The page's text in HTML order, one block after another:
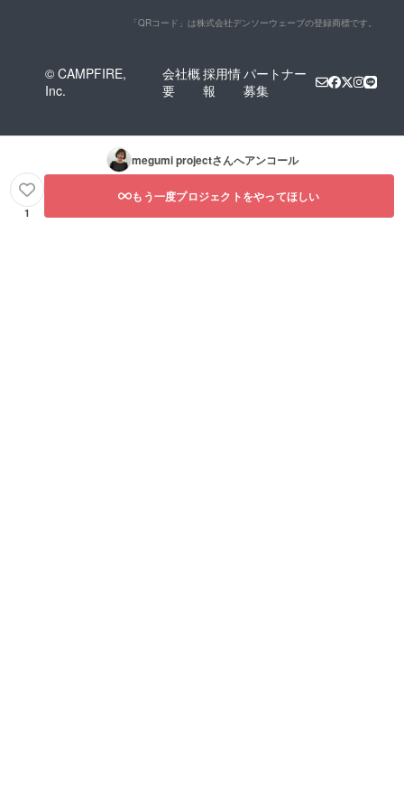
「QRコード」は株式会社デンソーウェーブの登録商標です。
© CAMPFIRE,
Inc.
会社概
要
採用情
報
パートナー
募集
megumi projectさんへアンコール
1
もう一度プロジェクトをやってほしい